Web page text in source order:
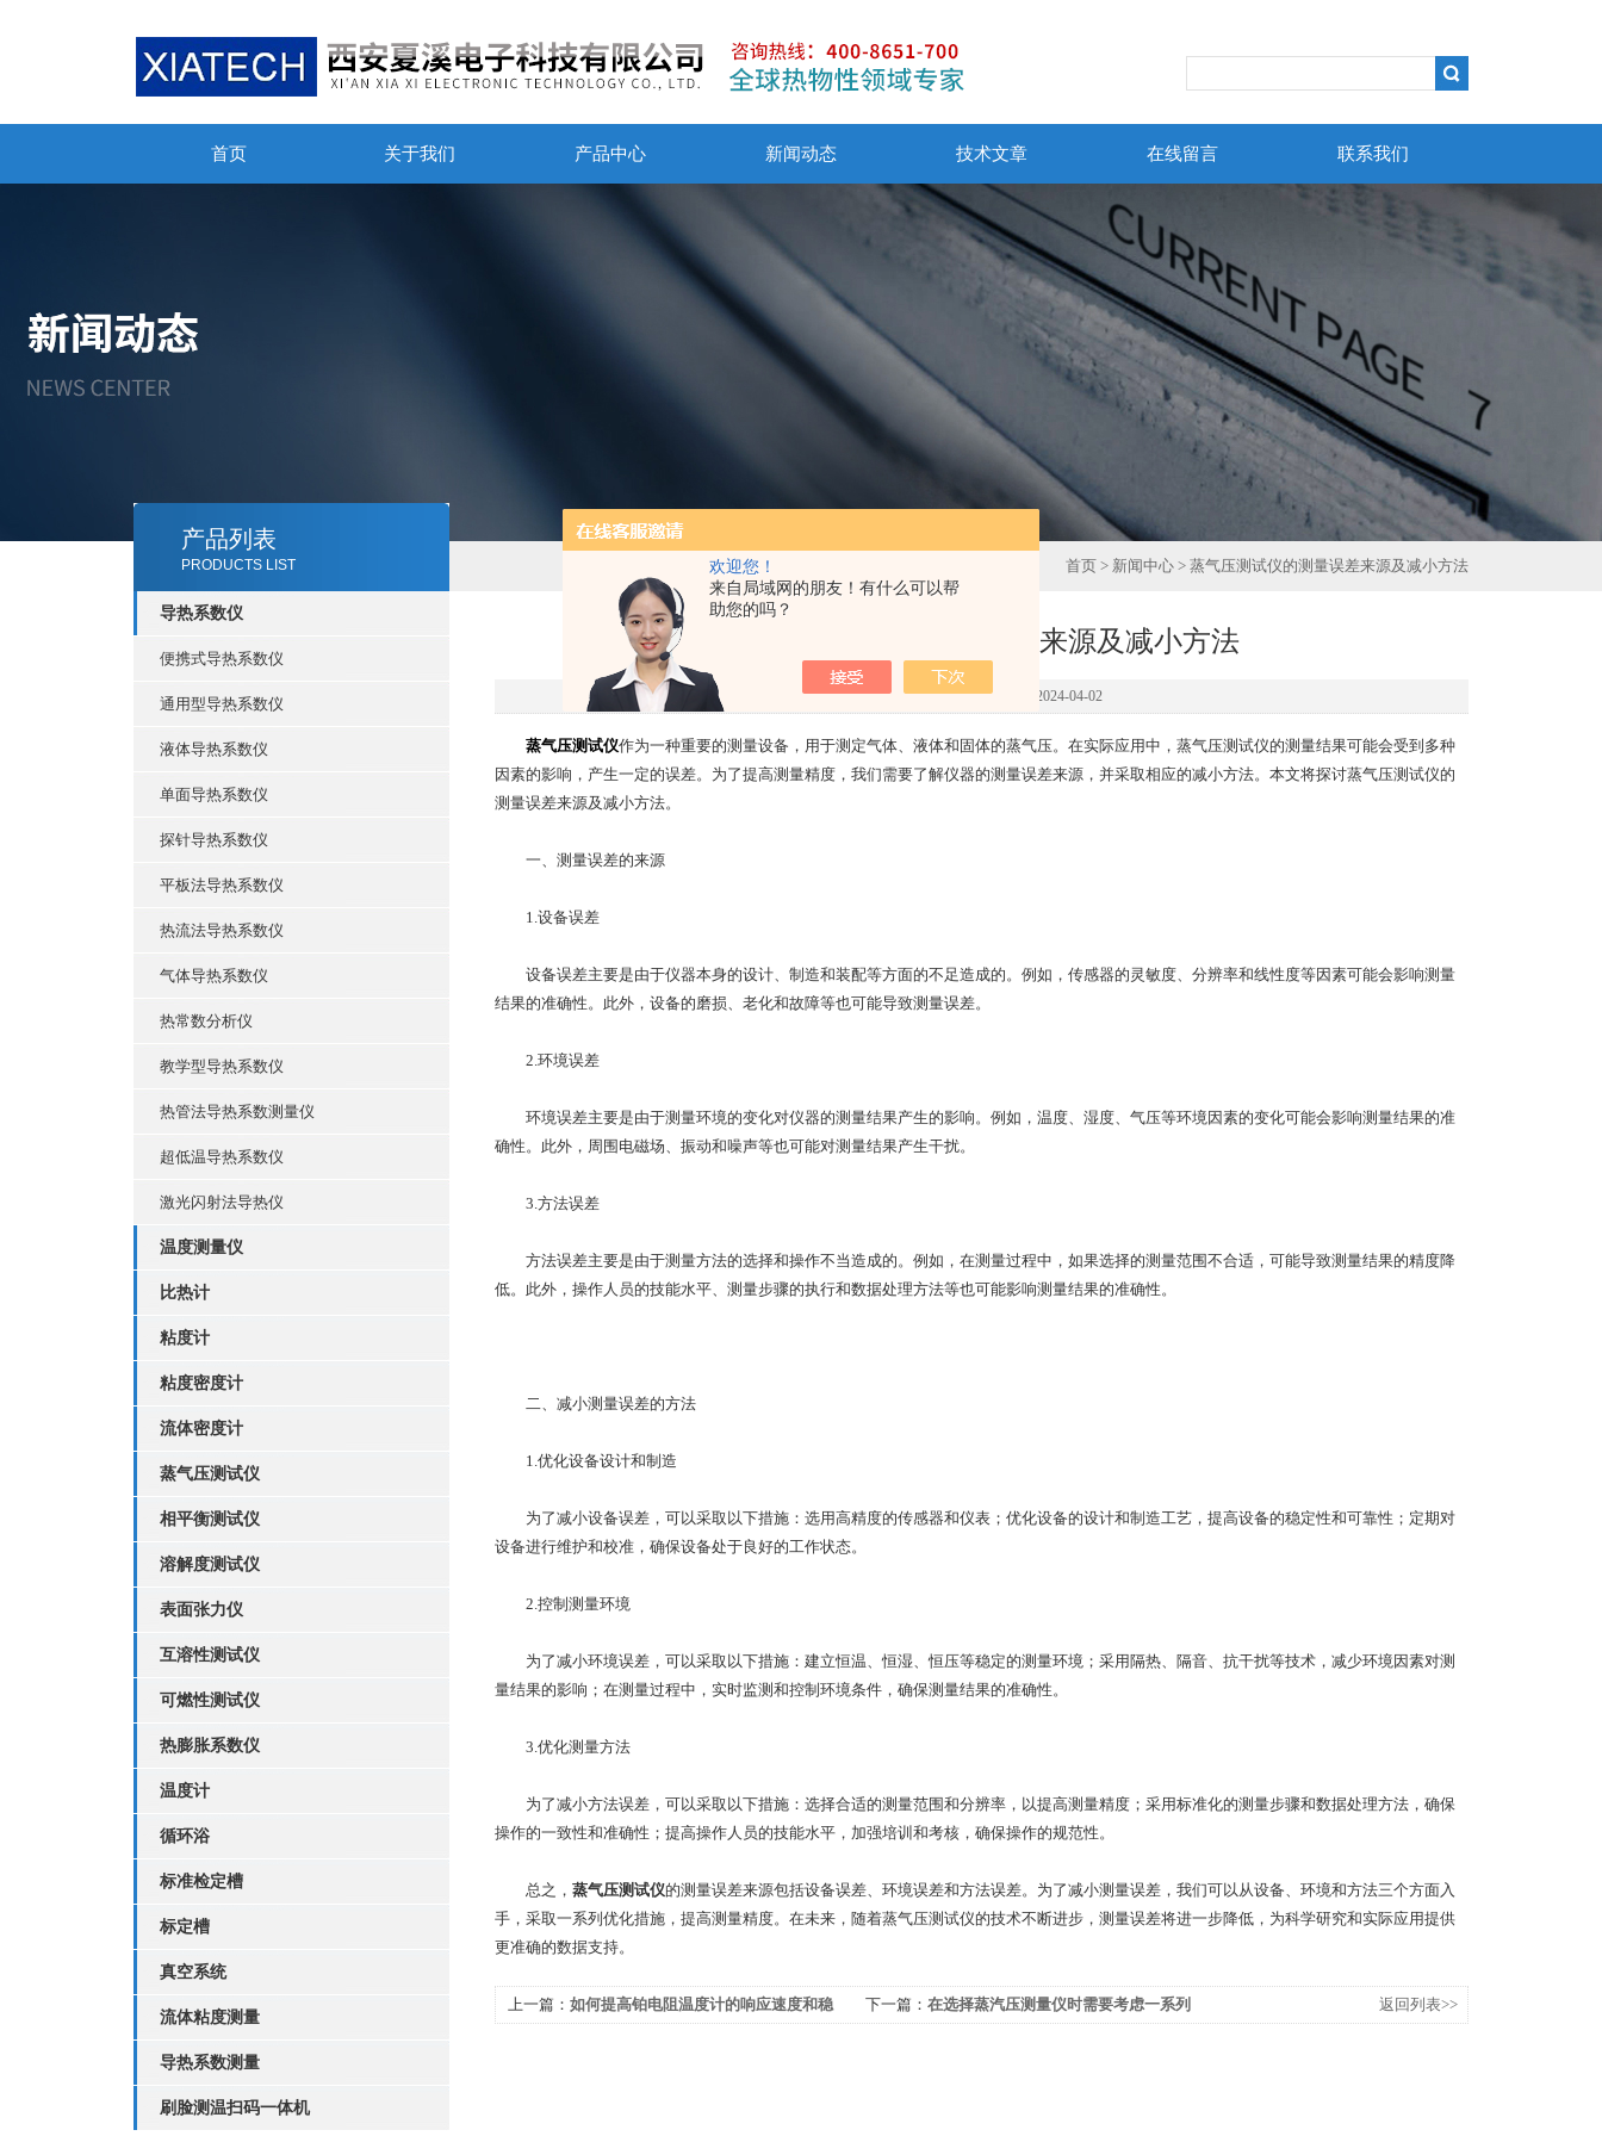
欢迎您！
来自局域网的朋友！有什么可以帮
助您的吗？
首页 关于我们 产品中心 新闻动态 技术文章 在线留言 联系我们
产品列表
PRODUCTS LIST
导热系数仪
便携式导热系数仪
通用型导热系数仪
液体导热系数仪
单面导热系数仪
探针导热系数仪
平板法导热系数仪
热流法导热系数仪
气体导热系数仪
热常数分析仪
教学型导热系数仪
热管法导热系数测量仪
超低温导热系数仪
激光闪射法导热仪
温度测量仪
比热计
粘度计
粘度密度计
流体密度计
蒸气压测试仪
相平衡测试仪
溶解度测试仪
表面张力仪
互溶性测试仪
可燃性测试仪
热膨胀系数仪
温度计
循环浴
标准检定槽
标定槽
真空系统
流体粘度测量
导热系数测量
刷脸测温扫码一体机
首页 > 新闻中心 > 蒸气压测试仪的测量误差来源及减小方法
蒸气压测试仪的测量误差来源及减小方法
点击次数：3720 更新时间：2024-04-02
蒸气压测试仪作为一种重要的测量设备，用于测定气体、液体和固体的蒸气压。在实际应用中，蒸气压测试仪的测量结果可能会受到多种
因素的影响，产生一定的误差。为了提高测量精度，我们需要了解仪器的测量误差来源，并采取相应的减小方法。本文将探讨蒸气压测试仪的
测量误差来源及减小方法。
一、测量误差的来源
1.设备误差
设备误差主要是由于仪器本身的设计、制造和装配等方面的不足造成的。例如，传感器的灵敏度、分辨率和线性度等因素可能会影响测量
结果的准确性。此外，设备的磨损、老化和故障等也可能导致测量误差。
2.环境误差
环境误差主要是由于测量环境的变化对仪器的测量结果产生的影响。例如，温度、湿度、气压等环境因素的变化可能会影响测量结果的准
确性。此外，周围电磁场、振动和噪声等也可能对测量结果产生干扰。
3.方法误差
方法误差主要是由于测量方法的选择和操作不当造成的。例如，在测量过程中，如果选择的测量范围不合适，可能导致测量结果的精度降
低。此外，操作人员的技能水平、测量步骤的执行和数据处理方法等也可能影响测量结果的准确性。
二、减小测量误差的方法
1.优化设备设计和制造
为了减小设备误差，可以采取以下措施：选用高精度的传感器和仪表；优化设备的设计和制造工艺，提高设备的稳定性和可靠性；定期对
设备进行维护和校准，确保设备处于良好的工作状态。
2.控制测量环境
为了减小环境误差，可以采取以下措施：建立恒温、恒湿、恒压等稳定的测量环境；采用隔热、隔音、抗干扰等技术，减少环境因素对测
量结果的影响；在测量过程中，实时监测和控制环境条件，确保测量结果的准确性。
3.优化测量方法
为了减小方法误差，可以采取以下措施：选择合适的测量范围和分辨率，以提高测量精度；采用标准化的测量步骤和数据处理方法，确保
操作的一致性和准确性；提高操作人员的技能水平，加强培训和考核，确保操作的规范性。
总之， 蒸气压测试仪的测量误差来源包括设备误差、环境误差和方法误差。为了减小测量误差，我们可以从设备、环境和方法三个方面入
手，采取一系列优化措施，提高测量精度。在未来，随着蒸气压测试仪的技术不断进步，测量误差将进一步降低，为科学研究和实际应用提供
更准确的数据支持。
上一篇： 如何提高铂电阻温度计的响应速度和稳
下一篇： 在选择蒸汽压测量仪时需要考虑一系列
返回列表>>